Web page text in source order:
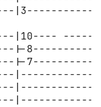
|10----
|-
|-